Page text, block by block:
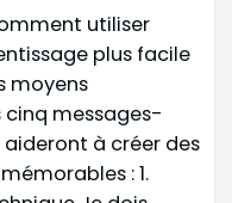
utiliser
plus facile
moyens
cinq messages-
aideront à créer des
: 1.